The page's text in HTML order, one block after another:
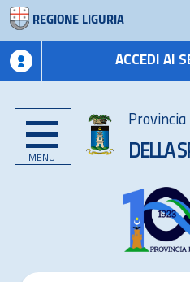
REGIONE LIGURIA
ACCEDI AI
MENU
Provincia
DELLA